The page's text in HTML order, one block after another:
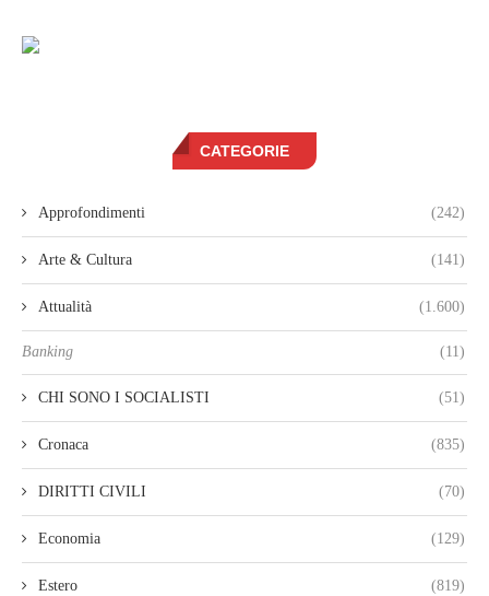
CATEGORIE
Approfondimenti (242)
Arte & Cultura (141)
Attualità (1.600)
Banking (11)
CHI SONO I SOCIALISTI (51)
Cronaca (835)
DIRITTI CIVILI (70)
Economia (129)
Estero (819)